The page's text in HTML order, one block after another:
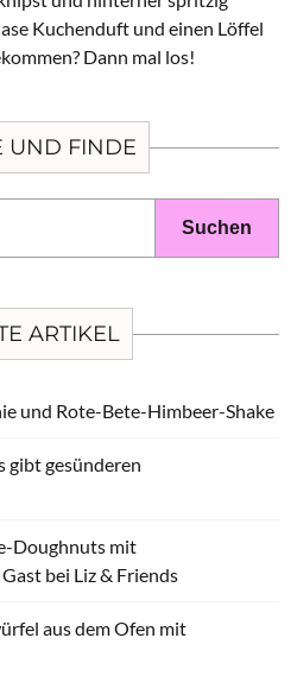
Kuchenduft und einen Löffel
Dann mal los!
UND FINDE
ARTIKEL
und Rote-Bete-Himbeer-Shake
gibt gesünderen
Doughnuts mit
bei Liz & Friends
aus dem Ofen mit